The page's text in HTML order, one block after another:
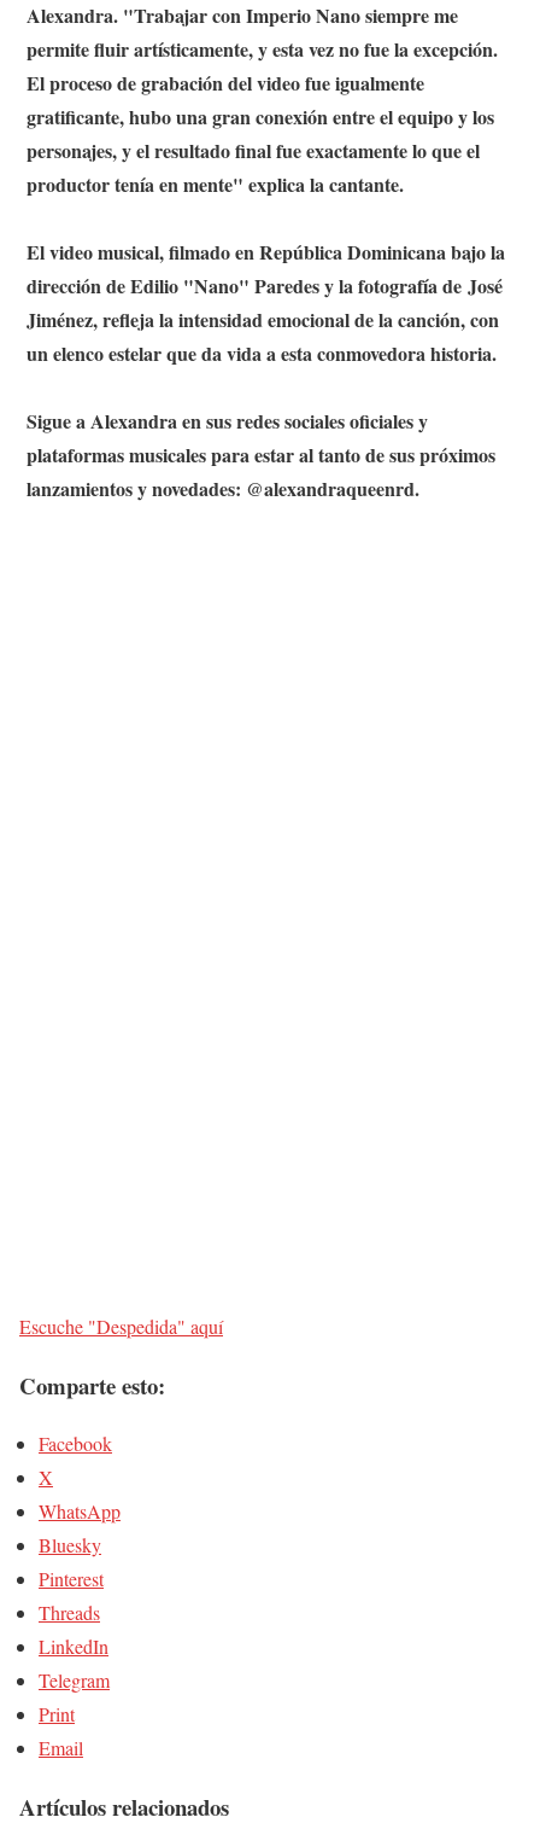
Alexandra. "Trabajar con Imperio Nano siempre me
permite fluir artísticamente, y esta vez no fue la excepción.
El proceso de grabación del video fue igualmente
gratificante, hubo una gran conexión entre el equipo y los
personajes, y el resultado final fue exactamente lo que el
productor tenía en mente" explica la cantante.
El video musical, filmado en República Dominicana bajo la
dirección de Edilio "Nano" Paredes y la fotografía de José
Jiménez, refleja la intensidad emocional de la canción, con
un elenco estelar que da vida a esta conmovedora historia.
Sigue a Alexandra en sus redes sociales oficiales y
plataformas musicales para estar al tanto de sus próximos
lanzamientos y novedades: @alexandraqueenrd.
Escuche "Despedida" aquí
Comparte esto:
Facebook
X
WhatsApp
Bluesky
Pinterest
Threads
LinkedIn
Telegram
Print
Email
Artículos relacionados